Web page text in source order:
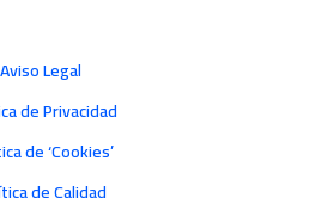
Aviso Legal
de Privacidad
de ‘Cookies’
de Calidad